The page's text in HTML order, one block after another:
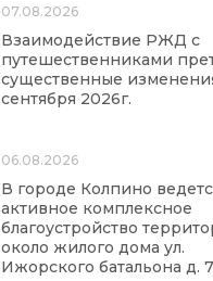
07.08.2026
Взаимодействие РЖД с
путешественниками
существенные
сентября 2026г.
06.08.2026
В городе Колпино
активное комплексное
благоустройство
около жилого дома ул.
Ижорского батальона д. 7